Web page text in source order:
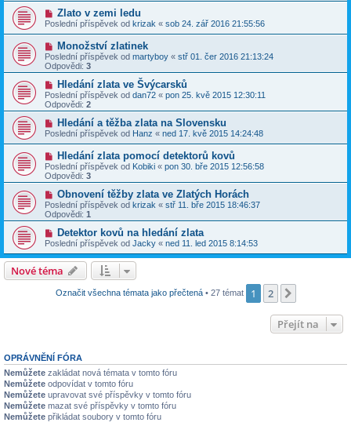
Zlato v zemi ledu
Poslední příspěvek od krizak « sob 24. zář 2016 21:55:56
Monožství zlatinek
Poslední příspěvek od martyboy « stř 01. čer 2016 21:13:24
Odpovědi: 3
Hledání zlata ve Švýcarsků
Poslední příspěvek od dan72 « pon 25. kvě 2015 12:30:11
Odpovědi: 2
Hledání a těžba zlata na Slovensku
Poslední příspěvek od Hanz « ned 17. kvě 2015 14:24:48
Hledání zlata pomocí detektorů kovů
Poslední příspěvek od Kobiki « pon 30. bře 2015 12:56:58
Odpovědi: 3
Obnovení těžby zlata ve Zlatých Horách
Poslední příspěvek od krizak « stř 11. bře 2015 18:46:37
Odpovědi: 1
Detektor kovů na hledání zlata
Poslední příspěvek od Jacky « ned 11. led 2015 8:14:53
Nové téma
Označit všechna témata jako přečtená• 27 témat 1 2
Přejít na
OPRÁVNĚNÍ FÓRA
Nemůžete zakládat nová témata v tomto fóru
Nemůžete odpovídat v tomto fóru
Nemůžete upravovat své příspěvky v tomto fóru
Nemůžete mazat své příspěvky v tomto fóru
Nemůžete přikládat soubory v tomto fóru